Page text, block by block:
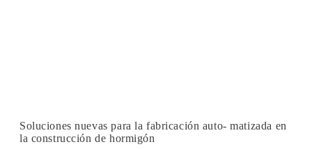
Soluciones nuevas para la fabricación auto- matizada en
la construcción de hormigón